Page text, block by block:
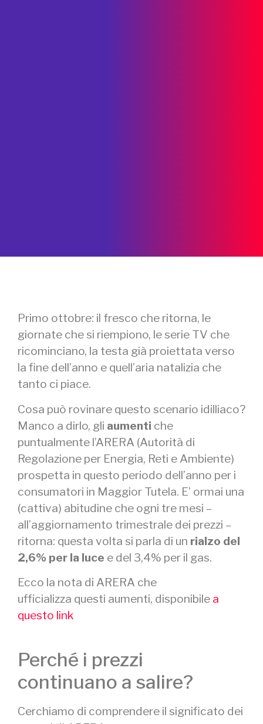
Primo ottobre: il fresco che ritorna, le
giornate che si riempiono, le serie TV che
ricominciano, la testa già proiettata verso
la fine dell’anno e quell’aria natalizia che
tanto ci piace.
Cosa può rovinare questo scenario idilliaco?
Manco a dirlo, gli aumenti che
puntualmente l’ARERA (Autorità di
Regolazione per Energia, Reti e Ambiente)
prospetta in questo periodo dell’anno per i
consumatori in Maggior Tutela. E’ ormai una
(cattiva) abitudine che ogni tre mesi –
all’aggiornamento trimestrale dei prezzi –
ritorna: questa volta si parla di un rialzo del
2,6% per la luce e del 3,4% per il gas.
Ecco la nota di ARERA che
ufficializza questi aumenti, disponibile a
questo link
Perché i prezzi
continuano a salire?
Cerchiamo di comprendere il significato dei